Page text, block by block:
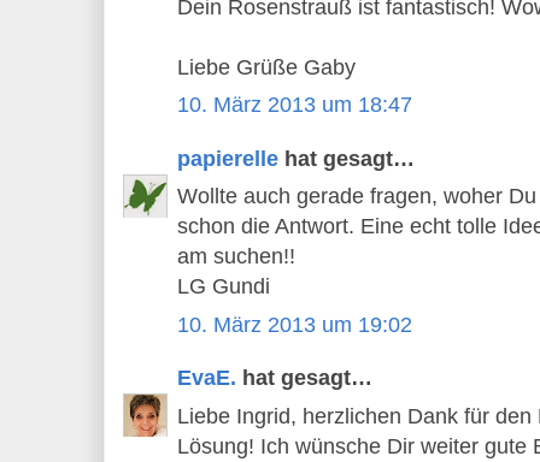
Dein Rosenstrauß ist fantastisch!
Liebe Grüße Gaby
10. März 2013 um 18:47
papierelle hat gesagt…
Wollte auch gerade fragen, woher
schon die Antwort. Eine echt tolle
am suchen!!
LG Gundi
10. März 2013 um 19:02
EvaE. hat gesagt…
Liebe Ingrid, herzlichen Dank für
Lösung! Ich wünsche Dir weiter gute